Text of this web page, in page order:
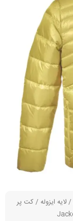
/لایه ایزوله / کت پر